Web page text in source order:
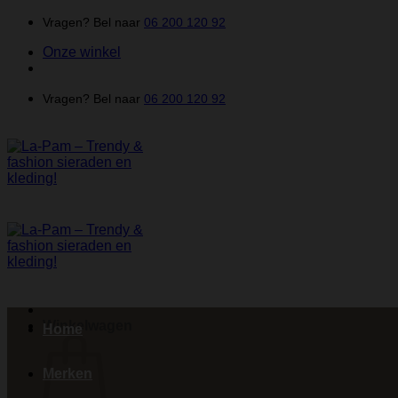
inhoud
Vragen? Bel naar 06 200 120 92
Onze winkel
Vragen? Bel naar 06 200 120 92
Winkelwagen
Home